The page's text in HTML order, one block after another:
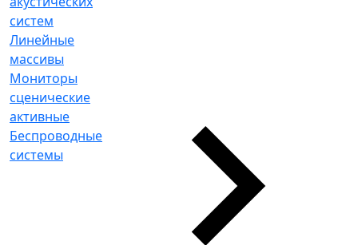
систем
Линейные
массивы
Мониторы
сценические
активные
Беспроводные
системы